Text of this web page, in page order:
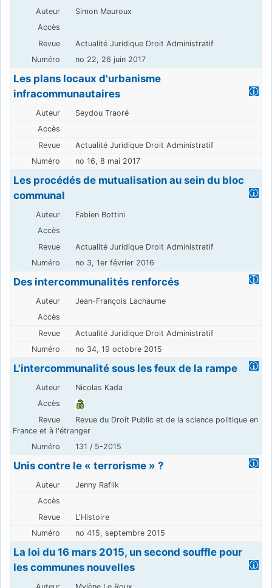
Simon Mauroux
Actualité Juridique Droit Administratif
no 22, 26 juin 2017
Les plans locaux d'urbanisme
infracommunautaires
Seydou Traoré
Actualité Juridique Droit Administratif
no 16, 8 mai 2017
Les procédés de mutualisation au sein du bloc
communal
Fabien Bottini
Actualité Juridique Droit Administratif
no 3, 1er février 2016
Des intercommunalités renforcés
Jean-François Lachaume
Actualité Juridique Droit Administratif
no 34, 19 octobre 2015
L'intercommunalité sous les feux de la rampe
Nicolas Kada
Revue du Droit Public et de la science politique en
France et à l'étranger
131 / 5-2015
Unis contre le « terrorisme » ?
Jenny Raflik
L'Histoire
no 415, septembre 2015
La loi du 16 mars 2015, un second souffle pour
les communes nouvelles